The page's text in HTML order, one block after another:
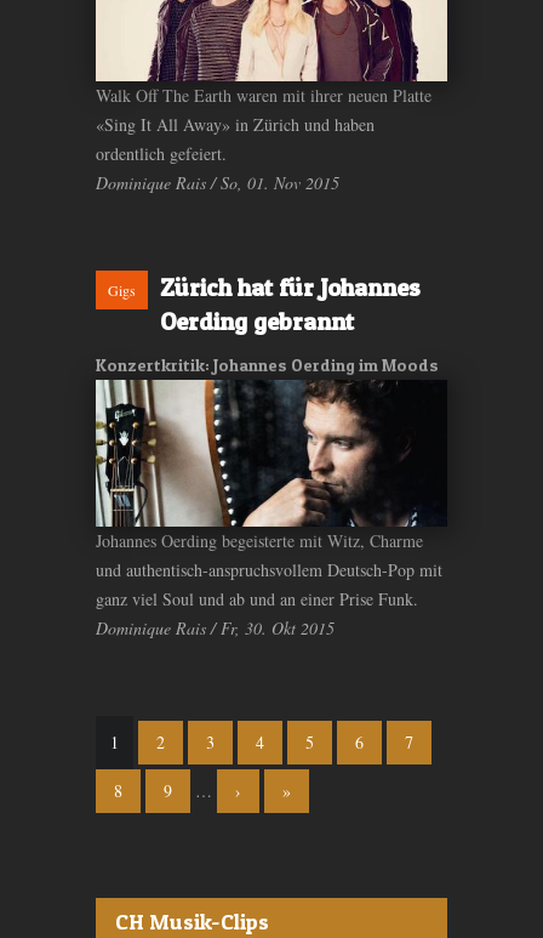
Walk Off The Earth waren mit ihrer neuen Platte
«Sing It All Away» in Zürich und haben
ordentlich gefeiert.
Dominique Rais / So, 01. Nov 2015
Gigs
Zürich hat für Johannes
Oerding gebrannt
Konzertkritik: Johannes Oerding im Moods
Johannes Oerding begeisterte mit Witz, Charme
und authentisch-anspruchsvollem Deutsch-Pop mit
ganz viel Soul und ab und an einer Prise Funk.
Dominique Rais / Fr, 30. Okt 2015
Seiten
1 2 3 4 5 6 7
8 9 … › »
CH Musik-Clips